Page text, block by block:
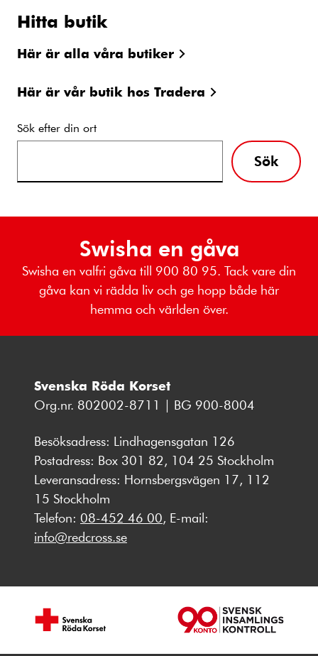
Hitta butik
Här är alla våra butiker
Här är vår butik hos Tradera
Sök efter din ort
Sök
Swisha en gåva
Swisha en valfri gåva till 900 80 95. Tack vare din
gåva kan vi rädda liv och ge hopp både här
hemma och världen över.
Svenska Röda Korset
Org.nr. 802002-8711 | BG 900-8004
Besöksadress: Lindhagensgatan 126
Postadress: Box 301 82, 104 25 Stockholm
Leveransadress: Hornsbergsvägen 17, 112
15 Stockholm
Telefon: 08-452 46 00, E-mail:
info@redcross.se